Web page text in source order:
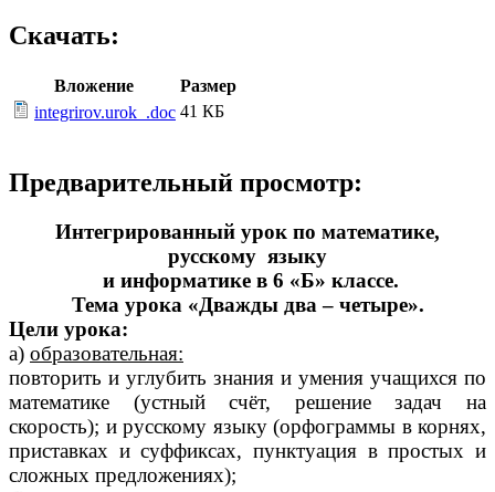
Скачать:
Вложение
Размер
integrirov.urok_.doc 41 КБ
Предварительный просмотр:
Интегрированный урок по математике,
русскому языку
и информатике в 6 «Б» классе.
Тема урока «Дважды два – четыре».
Цели урока:
а) образовательная:
повторить и углубить знания и умения учащихся по
математике (устный счёт, решение задач на
скорость); и русскому языку (орфограммы в корнях,
приставках и суффиксах, пунктуация в простых и
сложных предложениях);